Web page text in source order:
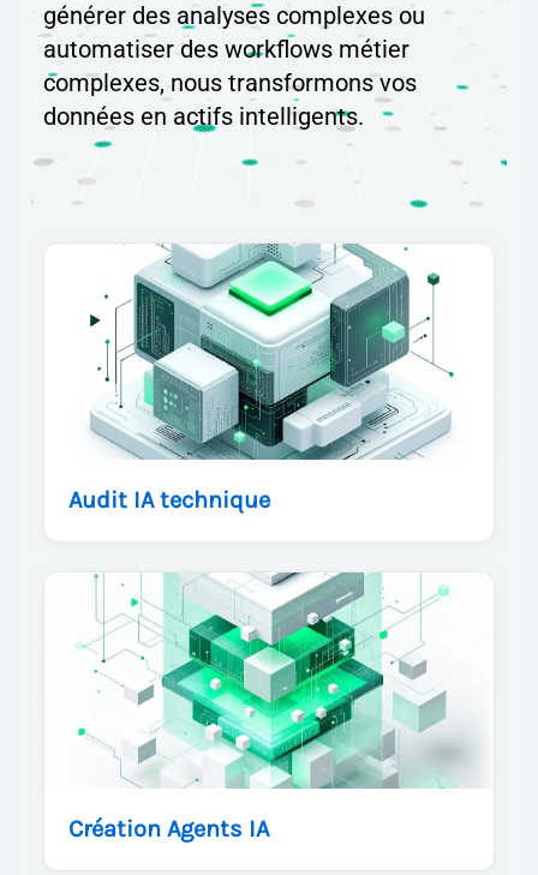
générer des analyses complexes ou
automatiser des workflows métier
complexes, nous transformons vos
données en actifs intelligents.
Audit IA technique
Création Agents IA